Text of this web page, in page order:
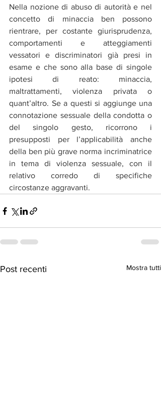
Nella nozione di abuso di autorità e nel
concetto di minaccia ben possono
rientrare, per costante giurisprudenza,
comportamenti e atteggiamenti
vessatori e discriminatori già presi in
esame e che sono alla base di singole
ipotesi di reato: minaccia,
maltrattamenti, violenza privata o
quant’altro. Se a questi si aggiunge una
connotazione sessuale della condotta o
del singolo gesto, ricorrono i
presupposti per l’applicabilità anche
della ben più grave norma incriminatrice
in tema di violenza sessuale, con il
relativo corredo di specifiche
circostanze aggravanti.
Post recenti Mostra tutti